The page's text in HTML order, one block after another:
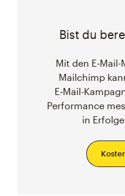
Bist du
Mit den
Mailchimp
E‑Mail-
Performance
in